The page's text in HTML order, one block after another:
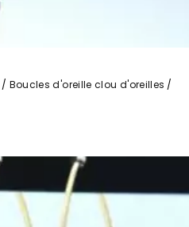
Boucles d'oreille clou d'oreilles